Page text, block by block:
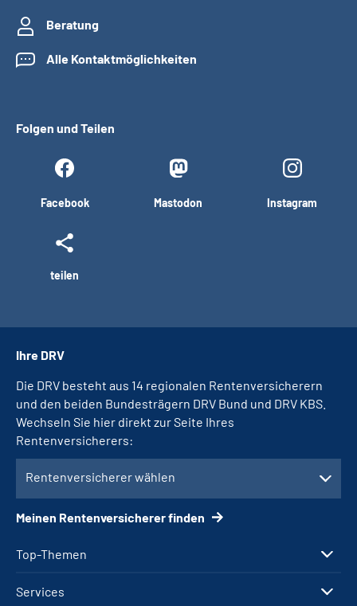
Beratung
Alle Kontaktmöglichkeiten
Folgen und Teilen
Facebook Mastodon Instagram
teilen
Top-Themen
Services
Ihre DRV
Die DRV besteht aus 14 regionalen Rentenversicherern
und den beiden Bundesträgern DRV Bund und DRV KBS.
Wechseln Sie hier direkt zur Seite Ihres
Rentenversicherers:
Rentenversicherer wählen
Meinen Rentenversicherer finden